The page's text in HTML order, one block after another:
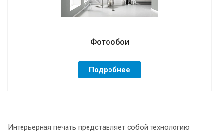
Фотообои
Подробнее
Интерьерная печать представляет собой технологию